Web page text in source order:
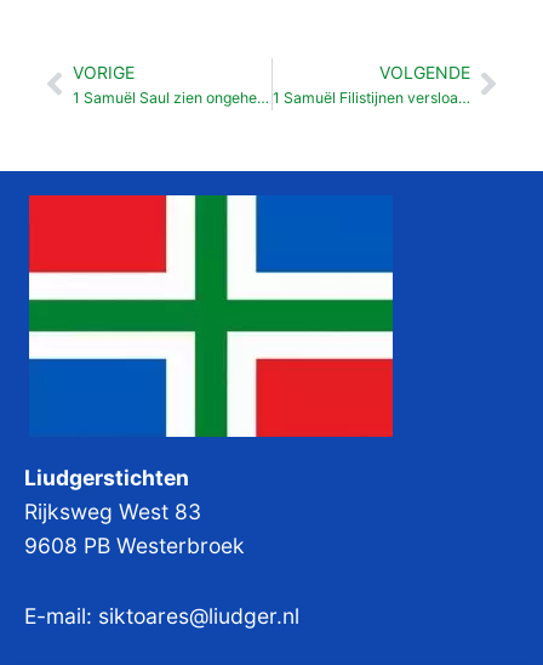
Vorige
VORIGE
1 Samuël Saul zien ongeheurzoamhaid (13: 1-22)
VOLGENDE
1 Samuël Filistijnen versloagen (14:18-30)
Liudgerstichten
Rijksweg West 83
9608 PB Westerbroek
E-mail: siktoares@liudger.nl